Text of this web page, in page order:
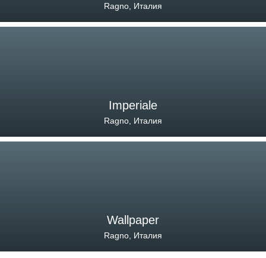
Ragno, Италия
Imperiale
Ragno, Италия
Wallpaper
Ragno, Италия